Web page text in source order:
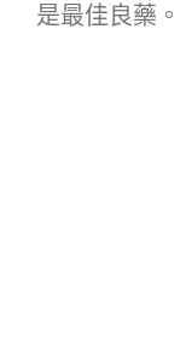
是最佳良藥。